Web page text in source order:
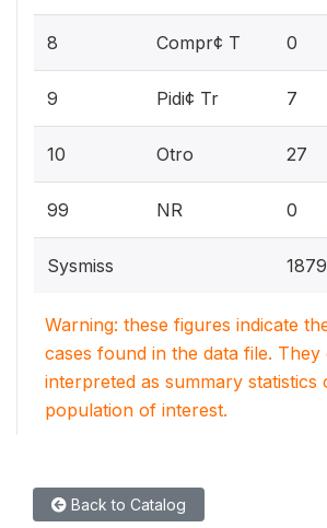
8 Compr¢ T 0
9 Pidi¢ Tr 7
10 Otro 27
99 NR 0
Sysmiss
Warning: these figures indicate
cases found in the data file.
interpreted as summary statistics
population of interest.
Back to Catalog